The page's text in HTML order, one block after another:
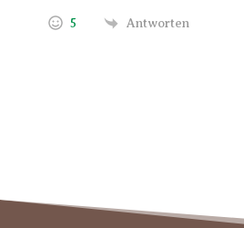
5 Antworten